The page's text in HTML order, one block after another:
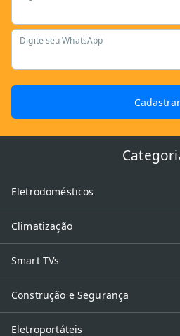
analise a pressão e a vazão,
e litros por hora, mais fácil será
Quantos litros de água
lavadora consome?
Depende do modelo, mas geralmente
uma mangueira convencional, pois a
de uso.
Posso usar lavadora de
lavar o carro?
Sim, é uma das aplicações mais
direcionar o jato para partes sensíveis
Digite seu WhatsApp
Cadastrar
Eletrodomésticos
Climatização
Smart TVs
Construção e Segurança
Eletroportáteis